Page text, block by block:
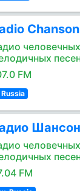
FM
Шансон
FM